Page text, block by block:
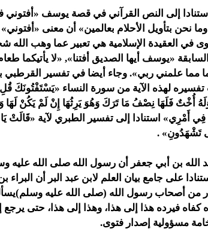
إلى النص القرآني في قصة يوسف «أفتوني
نحن بتأويل الأحلام بعالمين» أن معنى
في العقيدة الإسلامية هي تعبير عما وهب الله
«يوسف أيها الصديق أفتنا», «لا يأتيكما طعام
مما علمني ربي». وجاء أيضا في تفسير
لهذه الآية من سورة النساء «يَسْتَفْتُونَكَ قُلِ
أُخْتٌ فَلَهَا نِصْفُ مَا تَرَكَ وَهُوَ يَرِثُهَا إِنْ لَمْ يَكُنْ لَهَا
استنادا إلى تفسير الطبري لآية «قَالَتْ يَا
تَشْهَدُونِ» .
الله بن أبي جعفر أن رسول الله صلى الله عليه
على جامع بيان العلم لابن عبد البر أن البراء
من أصحاب رسول الله (صلى الله عليه
كفاه فيرده هذا إلى هذا، وهذا إلى هذا، حتى
مسؤولية إصدار فتوى.